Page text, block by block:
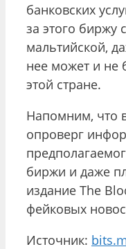
банковских
за этого биржу
мальтийской,
нее может и не
этой стране.
Напомним, что
опроверг
биржи и даже
издание The
фейковых
Источник: